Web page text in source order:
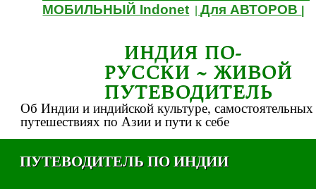
МОБИЛЬНЫЙ Indonet |Для АВТОРОВ
ИНДИЯ ПО-
РУССКИ ~ ЖИВОЙ
ПУТЕВОДИТЕЛЬ
Об Индии и индийской культуре, самостоятельных
путешествиях по Азии и пути к себе
ПУТЕВОДИТЕЛЬ ПО ИНДИИ